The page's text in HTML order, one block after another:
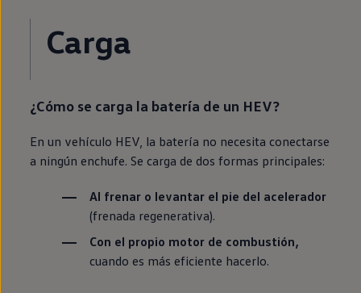
Carga
¿Cómo se carga la batería de un HEV?
En un vehículo HEV, la batería no necesita conectarse
a ningún enchufe. Se carga de dos formas principales:
Al frenar o levantar el pie del acelerador
(frenada regenerativa).
Con el propio motor de combustión,
cuando es más eficiente hacerlo.